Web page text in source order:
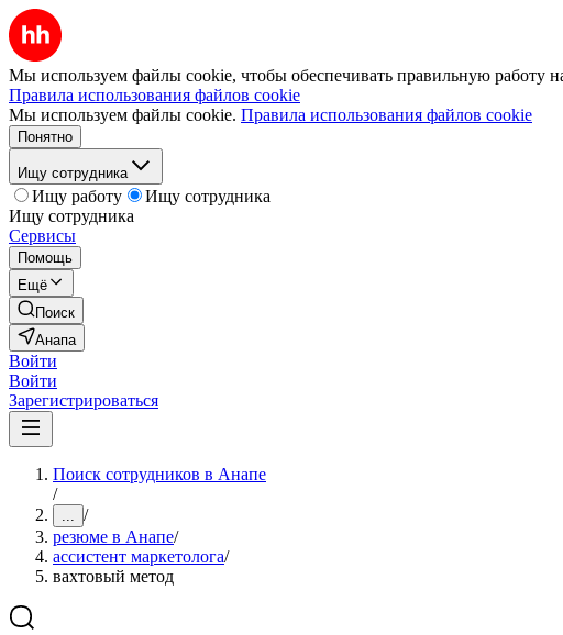
Мы используем файлы cookie, чтобы обеспечивать правильную работу
Правила использования файлов cookie
Мы используем файлы cookie. Правила использования файлов cookie
Понятно
Ищу сотрудника
Ищу работу
Ищу сотрудника
Ищу сотрудника
Сервисы
Помощь
Ещё
Поиск
Анапа
Войти
Войти
Зарегистрироваться
Поиск сотрудников в Анапе
/
... /
резюме в Анапе/
ассистент маркетолога/
вахтовый метод